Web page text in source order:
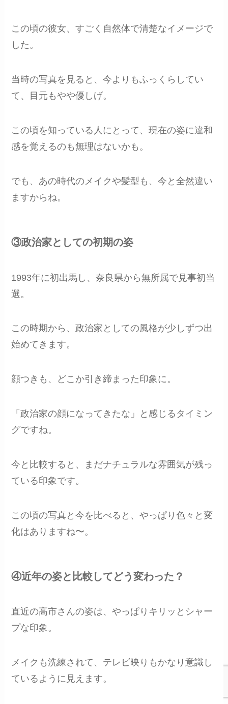
この頃の彼女、すごく自然体で清楚なイメージで
した。
当時の写真を見ると、今よりもふっくらしてい
て、目元もやや優しげ。
この頃を知っている人にとって、現在の姿に違和
感を覚えるのも無理はないかも。
でも、あの時代のメイクや髪型も、今と全然違い
ますからね。
③政治家としての初期の姿
1993年に初出馬し、奈良県から無所属で見事初当
選。
この時期から、政治家としての風格が少しずつ出
始めてきます。
顔つきも、どこか引き締まった印象に。
「政治家の顔になってきたな」と感じるタイミン
グですね。
今と比較すると、まだナチュラルな雰囲気が残っ
ている印象です。
この頃の写真と今を比べると、やっぱり色々と変
化はありますね〜。
④近年の姿と比較してどう変わった？
直近の高市さんの姿は、やっぱりキリッとシャー
プな印象。
メイクも洗練されて、テレビ映りもかなり意識し
ているように見えます。